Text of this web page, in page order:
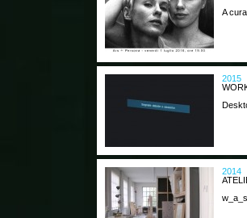
A
2015
2014